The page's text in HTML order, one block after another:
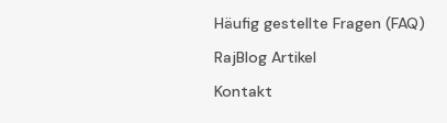
Häufig gestellte Fragen (FAQ)
RajBlog Artikel
Kontakt